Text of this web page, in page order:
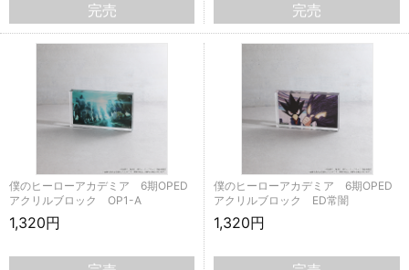
完売 完売
僕のヒーローアカデミア 6期OPED
アクリルブロック OP1-A
1,320円
僕のヒーローアカデミア 6期OPED
アクリルブロック ED常闇
1,320円